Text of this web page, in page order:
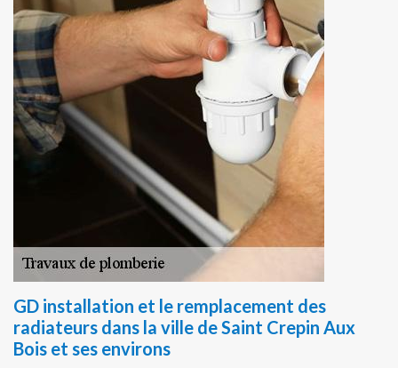
GD installation et le remplacement des
radiateurs dans la ville de Saint Crepin Aux
Bois et ses environs